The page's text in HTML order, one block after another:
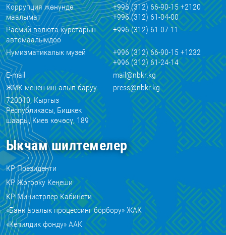
Коррупция жөнүндө
маалымат
+996 (312) 66-90-15 +2120
+996 (312) 61-04-00
Расмий валюта курстарын
автомаалымдоо
+996 (312) 61-07-11
Нумизматикалык музей
+996 (312) 66-90-15 +1232
+996 (312) 61-24-14
E-mail
mail@nbkr.kg
ЖМК менен иш алып баруу
press@nbkr.kg
720010, Кыргыз
Республикасы, Бишкек
шаары, Киев көчөсү, 189
Ыкчам шилтемелер
КР Президенти
КР Жогорку Кеңеши
КР Министрлер Кабинети
«Банк аралык процессинг борбору» ЖАК
«Кепилдик фонду» ААК